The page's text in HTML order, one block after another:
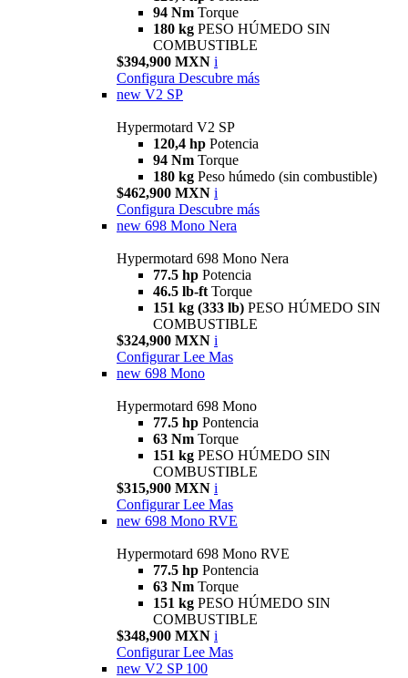
94 Nm Torque
180 kg PESO HÚMEDO SIN
COMBUSTIBLE
$394,900 MXN i
Configura Descubre más
new V2 SP
Hypermotard V2 SP
120,4 hp Potencia
94 Nm Torque
180 kg Peso húmedo (sin combustible)
$462,900 MXN i
Configura Descubre más
new 698 Mono Nera
Hypermotard 698 Mono Nera
77.5 hp Potencia
46.5 lb-ft Torque
151 kg (333 lb) PESO HÚMEDO SIN
COMBUSTIBLE
$324,900 MXN i
Configurar Lee Mas
new 698 Mono
Hypermotard 698 Mono
77.5 hp Pontencia
63 Nm Torque
151 kg PESO HÚMEDO SIN
COMBUSTIBLE
$315,900 MXN i
Configurar Lee Mas
new 698 Mono RVE
Hypermotard 698 Mono RVE
77.5 hp Pontencia
63 Nm Torque
151 kg PESO HÚMEDO SIN
COMBUSTIBLE
$348,900 MXN i
Configurar Lee Mas
new V2 SP 100